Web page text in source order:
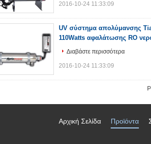
2016-10-24 11:33:09
UV σύστημα απολύμανσης
110Watts αφαλάτωσης RO
Διαβάστε περισσότερα
2016-10-24 11:33:09
Προϊόντα
Αρχική Σελίδα